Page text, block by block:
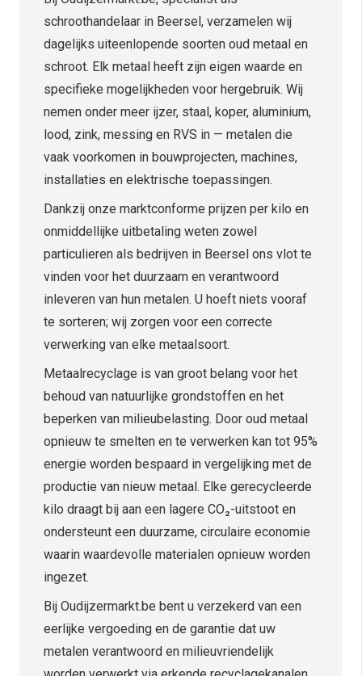
schroothandelaar in Beersel, verzamelen wij
dagelijks uiteenlopende soorten oud metaal en
schroot. Elk metaal heeft zijn eigen waarde en
specifieke mogelijkheden voor hergebruik. Wij
nemen onder meer ijzer, staal, koper, aluminium,
lood, zink, messing en RVS in — metalen die
vaak voorkomen in bouwprojecten, machines,
installaties en elektrische toepassingen.
Dankzij onze marktconforme prijzen per kilo en
onmiddellijke uitbetaling weten zowel
particulieren als bedrijven in Beersel ons vlot te
vinden voor het duurzaam en verantwoord
inleveren van hun metalen. U hoeft niets vooraf
te sorteren; wij zorgen voor een correcte
verwerking van elke metaalsoort.
Metaalrecyclage is van groot belang voor het
behoud van natuurlijke grondstoffen en het
beperken van milieubelasting. Door oud metaal
opnieuw te smelten en te verwerken kan tot 95%
energie worden bespaard in vergelijking met de
productie van nieuw metaal. Elke gerecycleerde
kilo draagt bij aan een lagere CO₂-uitstoot en
ondersteunt een duurzame, circulaire economie
waarin waardevolle materialen opnieuw worden
ingezet.
Bij Oudijzermarkt.be bent u verzekerd van een
eerlijke vergoeding en de garantie dat uw
metalen verantwoord en milieuvriendelijk